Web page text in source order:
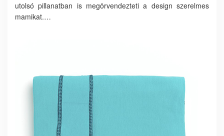
utolsó pillanatban is megörvendezteti a design szerelmes
mamikat.…